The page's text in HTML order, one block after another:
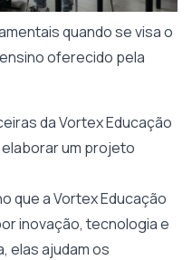
quando se visa o
oferecido pela
da Vortex Educação
um projeto
que a Vortex Educação
inovação, tecnologia e
elas ajudam os